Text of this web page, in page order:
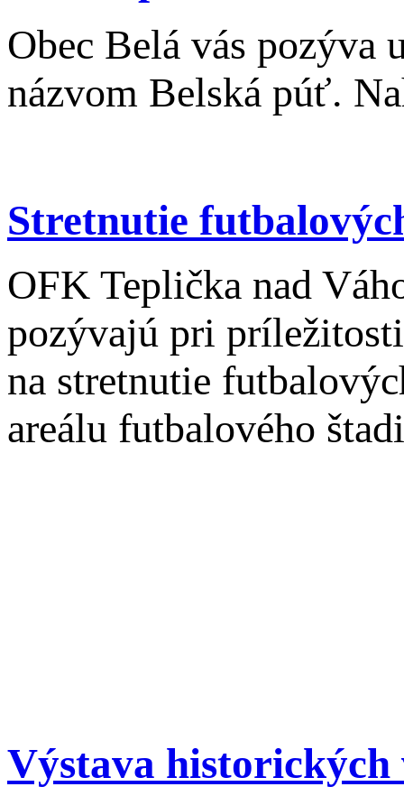
Obec Belá vás pozýva
názvom Belská púť.
Stretnutie
OFK Teplička nad
pozývajú pri
na stretnutie
areálu futbalového
Výstava